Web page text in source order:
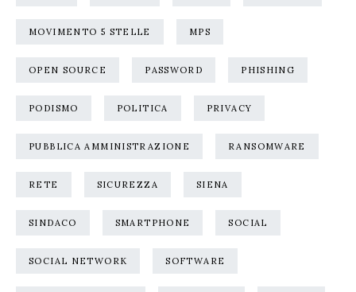
MOVIMENTO 5 STELLE MPS
OPEN SOURCE PASSWORD PHISHING
PODISMO POLITICA PRIVACY
PUBBLICA AMMINISTRAZIONE RANSOMWARE
RETE SICUREZZA SIENA
SINDACO SMARTPHONE SOCIAL
SOCIAL NETWORK SOFTWARE